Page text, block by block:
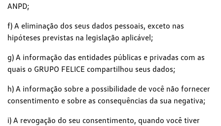
ANPD;
f) A eliminação dos seus dados pessoais, exceto nas
hipóteses previstas na legislação aplicável;
g) A informação das entidades públicas e privadas com as
quais o GRUPO FELICE compartilhou seus dados;
h) A informação sobre a possibilidade de você não fornecer
consentimento e sobre as consequências da sua negativa;
i) A revogação do seu consentimento, quando você tiver